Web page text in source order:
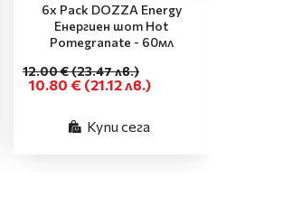
6x Pack DOZZA Energy
Енергиен шот Hot
Pomegranate - 60мл
10.80 € (21.12 лв.)
12.00 €(23.47 лв.)
Купи сега